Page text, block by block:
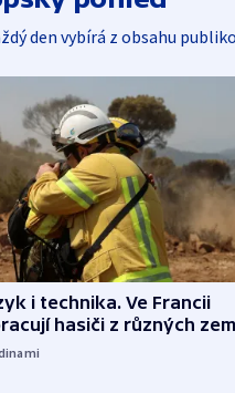
den vybírá z obsahu
i technika. Ve Francii
hasiči z různých